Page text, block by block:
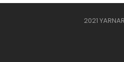
2021
Web